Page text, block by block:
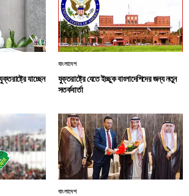
যাচ্ছেন
বাংলাদেশ
যুক্তরাষ্ট্রে যেতে ইচ্ছুক বাংলাদেশিদের জন্য নতুন
সতর্কবার্তা
বাংলাদেশ